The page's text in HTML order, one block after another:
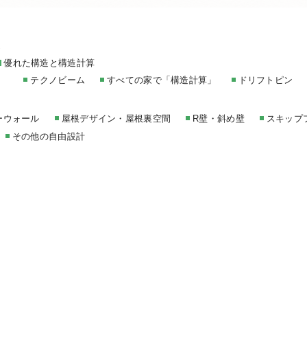
優れた構造と構造計算
テクノビーム
すべての家で「構造計算」 ドリフトピン
ウォール 屋根デザイン・屋根裏空間 R壁・斜め壁
スキップ
その他の自由設計